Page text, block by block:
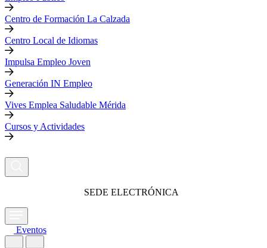
Centro de Formación La Calzada
Centro Local de Idiomas
Impulsa Empleo Joven
Generación IN Empleo
Vives Emplea Saludable Mérida
Cursos y Actividades
SEDE ELECTRÓNICA
Eventos